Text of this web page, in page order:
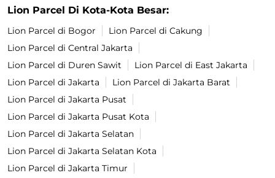
Lion Parcel Di Kota-Kota Besar:
Lion Parcel di Bogor
Lion Parcel di Cakung
Lion Parcel di Central Jakarta
Lion Parcel di Duren Sawit
Lion Parcel di East Jakarta
Lion Parcel di Jakarta
Lion Parcel di Jakarta Barat
Lion Parcel di Jakarta Pusat
Lion Parcel di Jakarta Pusat Kota
Lion Parcel di Jakarta Selatan
Lion Parcel di Jakarta Selatan Kota
Lion Parcel di Jakarta Timur